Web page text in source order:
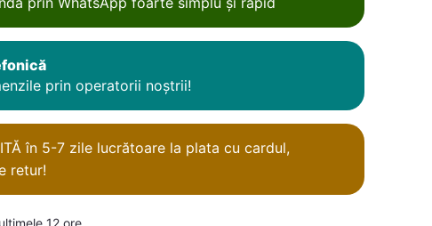
prin operatorii noștrii!
în 5-7 zile lucrătoare la plata cu cardul,
retur!